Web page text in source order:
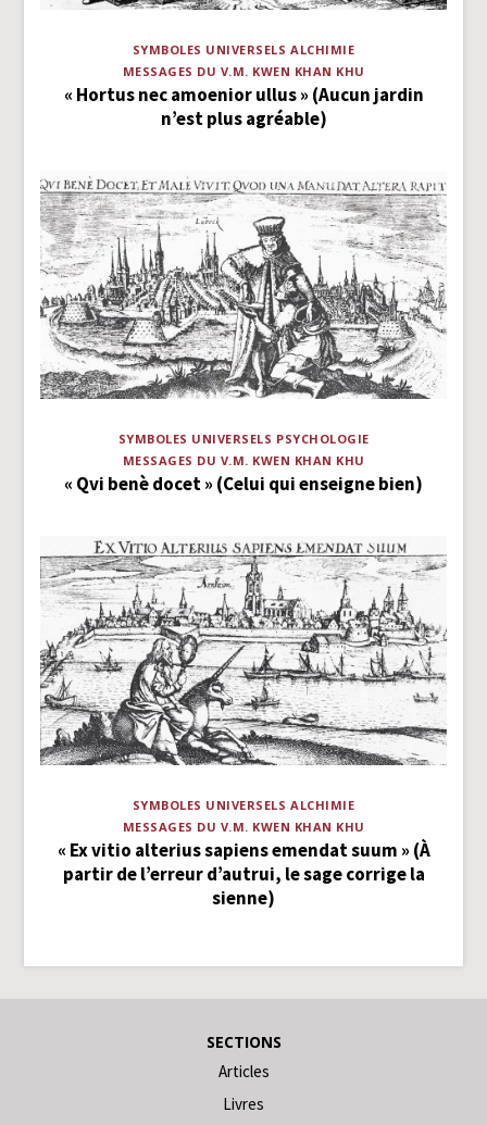
SYMBOLES UNIVERSELS ALCHIMIE
MESSAGES DU V.M. KWEN KHAN KHU
« Hortus nec amoenior ullus » (Aucun jardin
n’est plus agréable)
SYMBOLES UNIVERSELS PSYCHOLOGIE
MESSAGES DU V.M. KWEN KHAN KHU
« Qvi benè docet » (Celui qui enseigne bien)
SYMBOLES UNIVERSELS ALCHIMIE
MESSAGES DU V.M. KWEN KHAN KHU
« Ex vitio alterius sapiens emendat suum » (À
partir de l’erreur d’autrui, le sage corrige la
sienne)
SECTIONS
Articles
Livres